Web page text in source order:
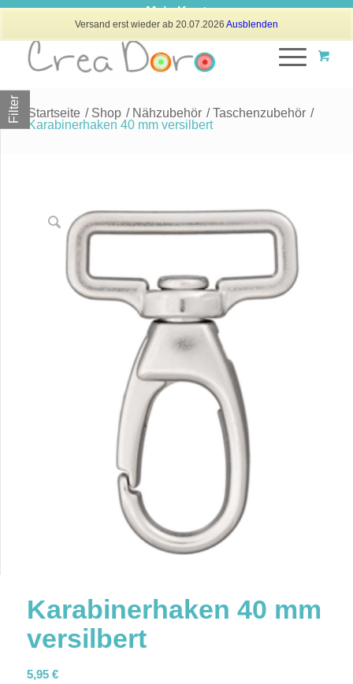
Mein Konto
Startseite / Shop / Nähzubehör / Taschenzubehör /
Karabinerhaken 40 mm versilbert
Karabinerhaken 40 mm
versilbert
5,95 €
Filter
Versand erst wieder ab 20.07.2026 Ausblenden